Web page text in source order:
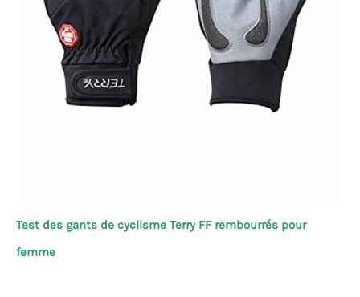
Test des gants de cyclisme Terry FF rembourrés pour
femme